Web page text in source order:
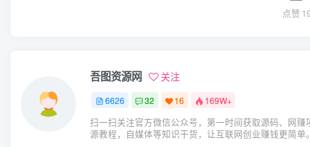
点赞
吾图资源网 关注
6626 32 16 169W+
扫一扫关注官方微信公众号，第一时间获取源码、网赚
源教程，自媒体等知识干货，让互联网创业赚钱更简单